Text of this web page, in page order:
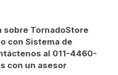
sobre TornadoStore
con Sistema de
al 011-4460-
con un asesor